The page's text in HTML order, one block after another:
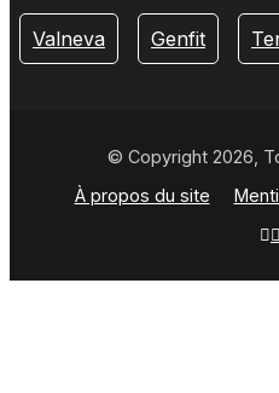
Valneva Genfit
© Copyright 2026,
À propos du site